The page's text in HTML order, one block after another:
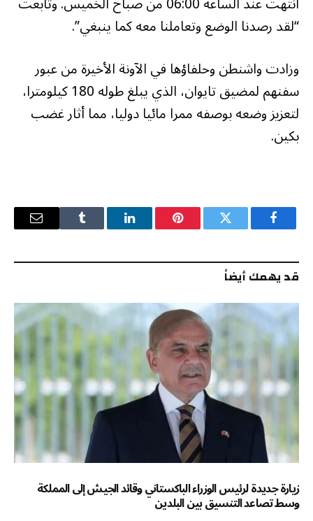
“لقد رصدنا الوضع وتعاملنا معه كما ينبغي”.
وزادت واشنطن وحلفاؤها في الآونة الأخيرة من عبور
سفنهم لمضيق تايوان، الذي يبلغ طوله 180 كيلومترا،
لتعزيز وضعه بوصفه ممرا مائيا دوليا، مما أثار غضب
بكين.
فيسبوك تويتر بينتيريستلينكدإن Tumblr
البريد
قد يهمك أيضاً
زيارة جديدة لرئيس الوزراء الباكستاني وقائد الجيش إلى المملكة
وسط تصاعد التنسيق بين البلدين